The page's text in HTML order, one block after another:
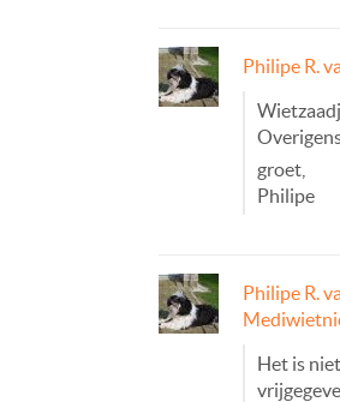
Philipe R.
groet,
Philipe
Philipe R.
Het is